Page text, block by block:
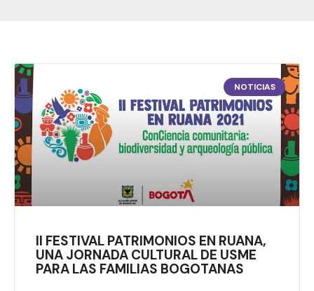
NOTICIAS
II FESTIVAL PATRIMONIOS EN RUANA,
UNA JORNADA CULTURAL DE USME
PARA LAS FAMILIAS BOGOTANAS